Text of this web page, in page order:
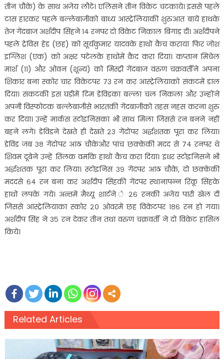
तीन चौके) के साथ अजेय लौटे। एलिसने तीन विकेट चटकाये। इससे पहले
टास हारकर पहले बल्लेबाजीको बाध्य आस्ट्रेलियाकी शुरुआत बायें हाथके
तेज गेंदबाज अर्शदीप सिंहने १४ रनपर दो विकेट निकाल बिगाड़ दी। अर्शदीपने
पहले ट्रेविस हेड (छह) को सूर्यकुमार यादवके हाथों कैच कराया फिर जोश
इग्लिश (एक) को अक्षर पटेलके हाथोमें कैद करा दिया। कप्तान मिचेल
मार्श (११) और ओवन (शून्य) को मिस्ट्री गेंदबाज वरुण चक्रवर्तीने अपना
शिकार बना स्कोर चार विकेटपर ७३ रन कर आस्ट्रेलियाको संकटमें डाल
दिया। संकटकी इस घड़ीमें टिम डेविडका बल्ला चल निकला और उन्होंने
अपनी विस्फोटक बल्लेबाजीसे भारतकी गेंदबाजीको तहस नहस करना शुरु
कर दिया। उन्हें मार्कस स्टोइनिसका भी साथ मिला जिससे रन बनने नहीं
बहने लगे। डेविडने देखते ही देखते २३ गेंदोंपर अर्द्धशतक पूरा कर लिया।
डेविड जब ३८ गेंदोंपर आठ चौकेऔर पांच छक्केकी मदद से ७४ रनपर थे
शिवम दूबेने उन्हें तिलक वर्माके हाथों कैच करा दिया। इधर स्टोइनिसने भी
अर्द्धशतक पूरा कर लिया। स्टोइनिस ३९ गेंदपर आठ चौके, दो छक्केकी
मददसे ६४ रन बना कर अर्शदीप सिंहकी गेंदपर स्थानापन्न रिंकू सिंहके
हाथों लपके गये। अन्तमें मैथ्यू शार्टने े २६ रनकी अजेय पारी खेल दी
जिससे आस्ट्रेलियाका स्कोर २० ओवरमें छह विकेटपर १८६ रन हो गया।
अर्शदीप सिंह ने ३५ रन देकर तीन तथा वरुण चक्रवर्ती ने दो विकेट हासिल
किये।
Related Articles